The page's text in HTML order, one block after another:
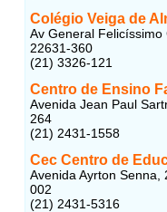
Colégio Veiga de
Av General
22631-360
(21) 3326-121
Centro de Ensino
Avenida Jean Paul
264
(21) 2431-1558
Cec Centro de
Avenida Ayrton Senna,
002
(21) 2431-5316